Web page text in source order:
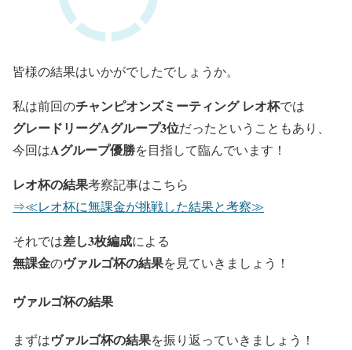
皆様の結果はいかがでしたでしょうか。
私は前回のチャンピオンズミーティング レオ杯では
グレードリーグAグループ3位だったということもあり、
今回はAグループ優勝を目指して臨んでいます！
レオ杯の結果考察記事はこちら
⇒≪レオ杯に無課金が挑戦した結果と考察≫
それでは差し3枚編成による
無課金のヴァルゴ杯の結果を見ていきましょう！
ヴァルゴ杯の結果
まずはヴァルゴ杯の結果を振り返っていきましょう！